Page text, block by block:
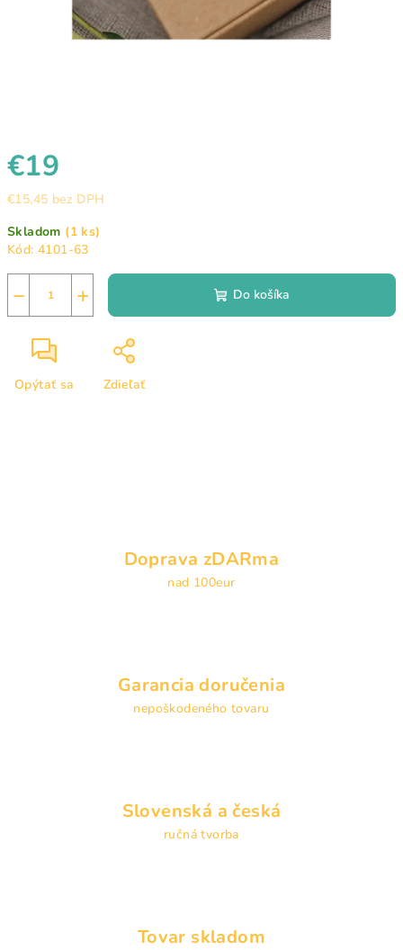
€19
€15,45 bez DPH
cena:
Skladom (1 ks)
Kód: 4101-63
+
− Do košíka
Opýtať sa Zdieľať
Doprava zDARma
nad 100eur
Garancia doručenia
nepoškodeného tovaru
Slovenská a česká
ručná tvorba
Tovar skladom